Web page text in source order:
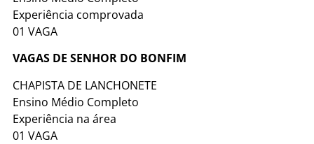
Experiência comprovada
01 VAGA
VAGAS DE SENHOR DO BONFIM
CHAPISTA DE LANCHONETE
Ensino Médio Completo
Experiência na área
01 VAGA